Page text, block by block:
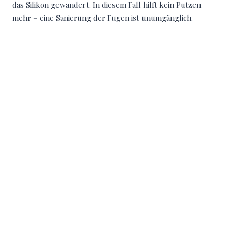
das Silikon gewandert. In diesem Fall hilft kein Putzen
mehr – eine Sanierung der Fugen ist unumgänglich.